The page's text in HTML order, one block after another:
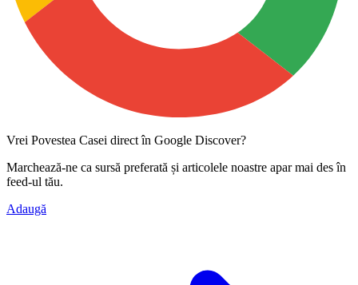
Vrei Povestea Casei direct în Google Discover?
Marchează-ne ca sursă preferată și articolele noastre apar mai des în
feed-ul tău.
Adaugă